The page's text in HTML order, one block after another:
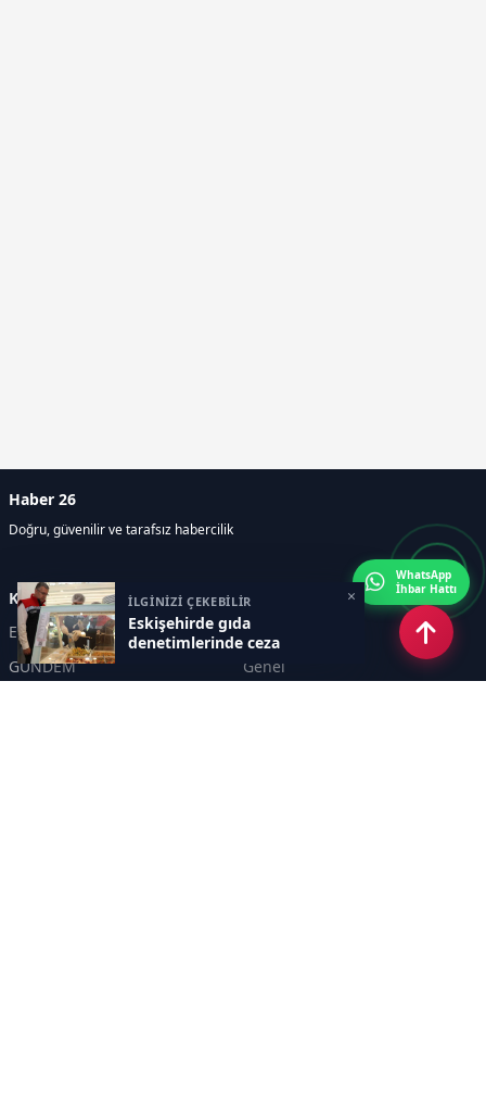
İLGİNİZİ ÇEKEBİLİR
Eskişehirde gıda
denetimlerinde ceza
×
Haber 26
Doğru, güvenilir ve tarafsız habercilik
Kategoriler
Eskişehir
SPOR
GÜNDEM
Genel
WhatsApp
İhbar Hattı